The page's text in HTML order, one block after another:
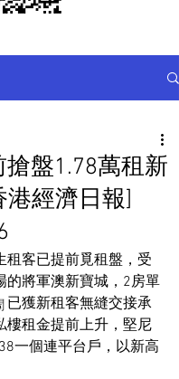
盤1.78萬租新
港經濟日報]
租客已提前覓租盤，受
的將軍澳新寶城，2房單
已獲新租客無縫交接承
樓租金提前上升，堅尼
一個連平台戶，以新高